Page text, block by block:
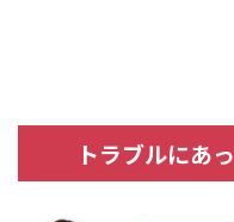
トラブルにあ